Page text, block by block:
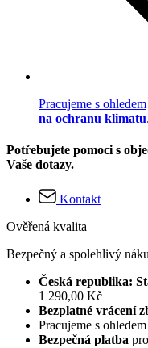
Pracujeme s ohledem
na ochranu klimatu.
Potřebujete pomoci s
Vaše dotazy.
Kontakt
Ověřená kvalita
Bezpečný a spolehlivý
Česká republika:
1 290,00 Kč
Bezplatné vrácení
Pracujeme s ohledem
Bezpečná platba